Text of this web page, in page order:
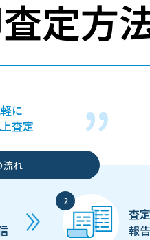
定方
に
査定
流れ
査
報